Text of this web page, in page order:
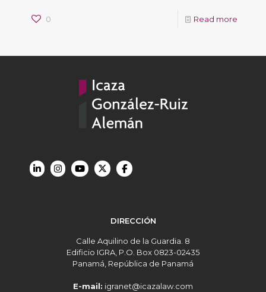
0 Read more
DIRECCIÓN
Calle Aquilino de la Guardia. 8
Edificio IGRA, P.O. Box 0823-02435
Panamá, República de Panamá
E-mail: igranet@icazalaw.com